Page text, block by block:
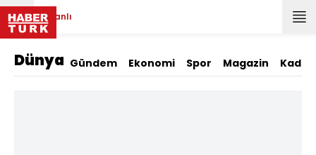
Canlı
Dünya Gündem Ekonomi Spor Magazin Kadın